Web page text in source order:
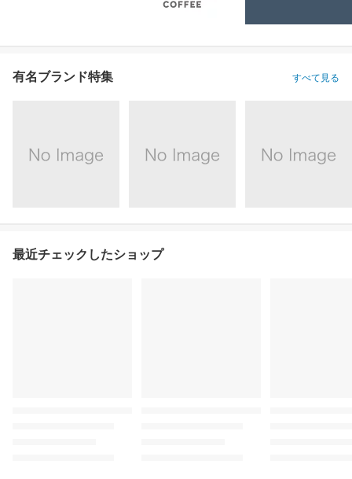
有名ブランド特集 すべて見る
最近チェックしたショップ